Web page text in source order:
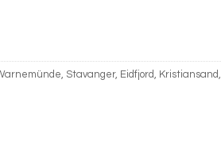
Stavanger, Eidfjord, Kristiansand,